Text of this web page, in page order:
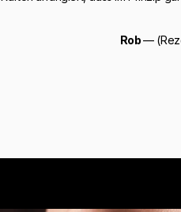
Rob—